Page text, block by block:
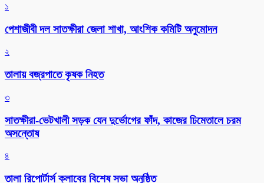
১
পেশাজীবী দল সাতক্ষীরা জেলা শাখা, আংশিক কমিটি অনুমোদন
২
তালায় বজ্রপাতে কৃষক নিহত
৩
সাতক্ষীরা-ভেটখালী সড়ক যেন দুর্ভোগের ফাঁদ, কাজের ঢিমেতালে চরম
অসন্তোষ
৪
‎তালা রিপোর্টার্স ক্লাবের বিশেষ সভা অনুষ্ঠিত